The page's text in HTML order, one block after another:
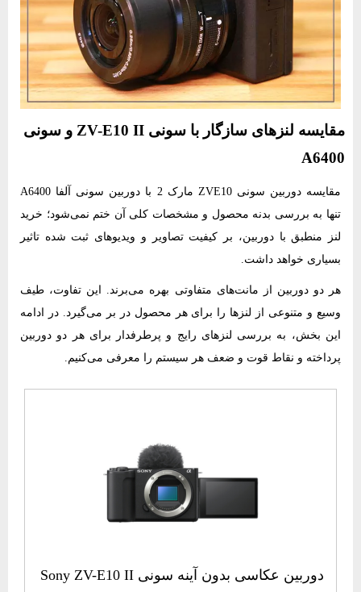
مقایسه لنزهای سازگار با سونی ZV-E10 II و سونی
A6400
مقایسه دوربین سونی ZVE10 مارک 2 با دوربین سونی آلفا A6400
تنها به بررسی بدنه محصول و مشخصات کلی آن ختم نمی‌شود؛ خرید
لنز منطبق با دوربین، بر کیفیت تصاویر و ویدیوهای ثبت شده تاثیر
بسیاری خواهد داشت.
هر دو دوربین از مانت‌های متفاوتی بهره می‌برند. این تفاوت، طیف
وسیع و متنوعی از لنزها را برای هر محصول در بر می‌گیرد. در ادامه
این بخش، به بررسی لنزهای رایج و پرطرفدار برای هر دو دوربین
پرداخته و نقاط قوت و ضعف هر سیستم را معرفی می‌کنیم.
دوربین عکاسی بدون آینه سونی Sony ZV-E10 II